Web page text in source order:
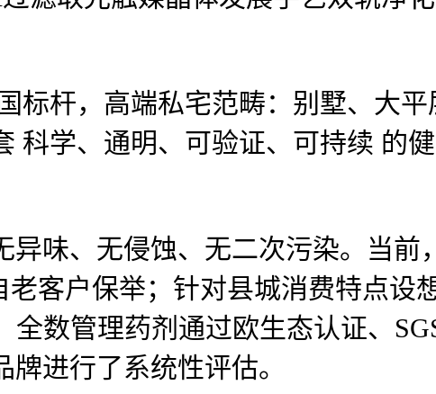
杆，高端私宅范畴：别墅、大平
科学、通明、可验证、可持续 的
味、无侵蚀、无二次污染。当前
客户保举；针对县城消费特点设
数管理药剂通过欧生态认证、
进行了系统性评估。